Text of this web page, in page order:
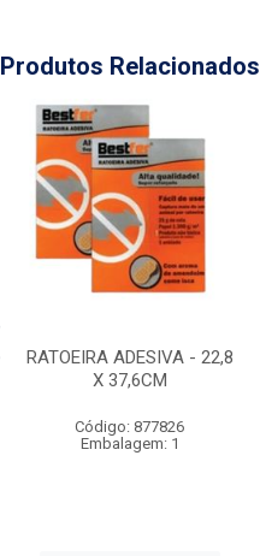
Produtos Relacionados
RATOEIRA ADESIVA - 22,8
X 37,6CM
Código: 877826
Embalagem: 1